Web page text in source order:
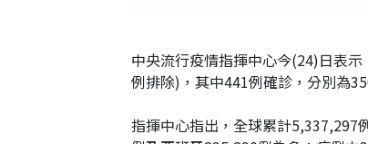
中央流行疫情指揮中心今(24)日表
例排除)，其中441例確診，分別為
指揮中心指出，全球累計5,337,297